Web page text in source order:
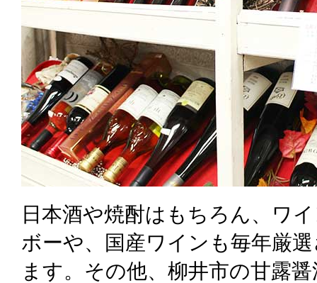
日本酒や焼酎はもちろん、ワ
ボーや、国産ワインも毎年厳
ます。その他、柳井市の甘露